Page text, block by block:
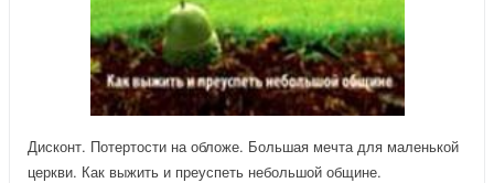
Дисконт. Потертости на обложе. Большая мечта для маленькой
церкви. Как выжить и преуспеть небольшой общине.